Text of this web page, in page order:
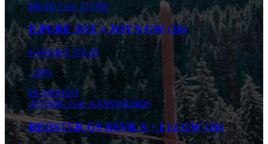
HEAD Cod: 315706
E.PURE JOY + JOY 9 GW (26)
€ 470,00 € 376,00
- 20%
IN ARRIVO
ATOMIC Cod: AASS03626I26
REDSTER G9 RSVK S + I 12 GW (26)